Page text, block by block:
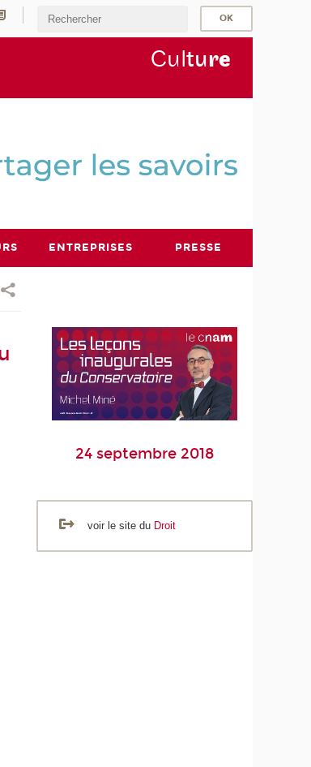
Culture
ENTREPRISES PRESSE
24 septembre 2018
voir le site du Droit